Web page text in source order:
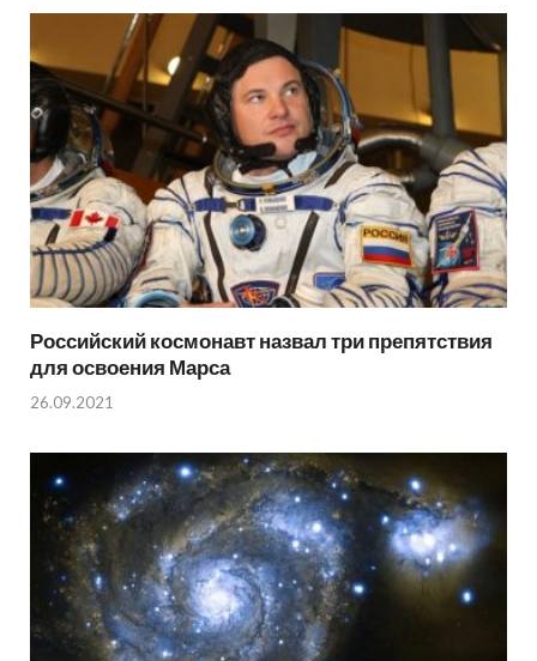
Российский космонавт назвал три препятствия
для освоения Марса
26.09.2021